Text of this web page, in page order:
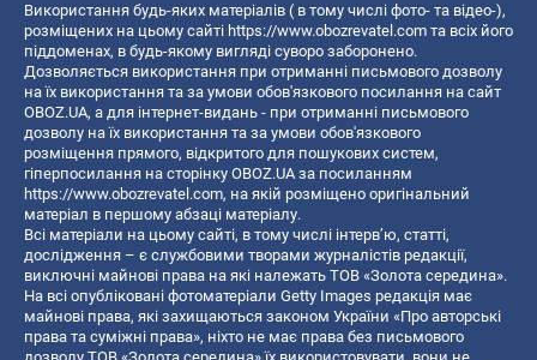
Використання будь-яких матеріалів ( в тому числі фото- та відео-),
розміщених на цьому сайті https://www.obozrevatel.com та всіх його
піддоменах, в будь-якому вигляді суворо заборонено.
Дозволяється використання при отриманні письмового дозволу
на їх використання та за умови обов'язкового посилання на сайт
OBOZ.UA, а для інтернет-видань - при отриманні письмового
дозволу на їх використання та за умови обов'язкового
розміщення прямого, відкритого для пошукових систем,
гіперпосилання на сторінку OBOZ.UA за посиланням
https://www.obozrevatel.com, на якій розміщено оригінальний
матеріал в першому абзаці матеріалу.
Всі матеріали на цьому сайті, в тому числі інтерв’ю, статті,
дослідження – є службовими творами журналістів редакції,
виключні майнові права на які належать ТОВ «Золота середина».
На всі опубліковані фотоматеріали Getty Images редакція має
майнові права, які захищаються законом України «Про авторські
права та суміжні права», ніхто не має права без письмового